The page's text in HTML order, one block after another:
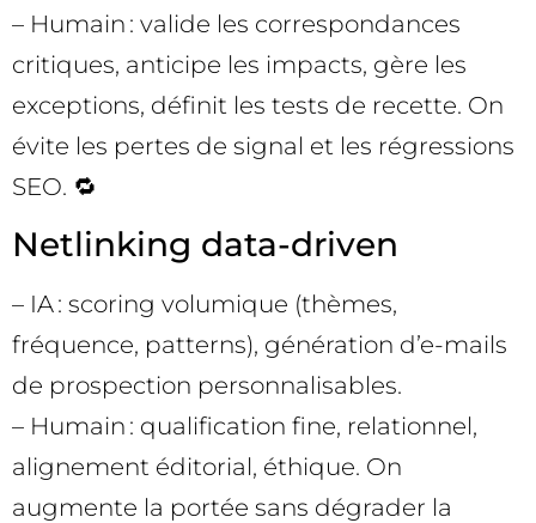
– Humain : valide les correspondances
critiques, anticipe les impacts, gère les
exceptions, définit les tests de recette. On
évite les pertes de signal et les régressions
SEO. 🔁
Netlinking data-driven
– IA : scoring volumique (thèmes,
fréquence, patterns), génération d’e-mails
de prospection personnalisables.
– Humain : qualification fine, relationnel,
alignement éditorial, éthique. On
augmente la portée sans dégrader la